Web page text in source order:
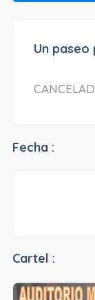
Un paseo
Fecha :
Cartel :